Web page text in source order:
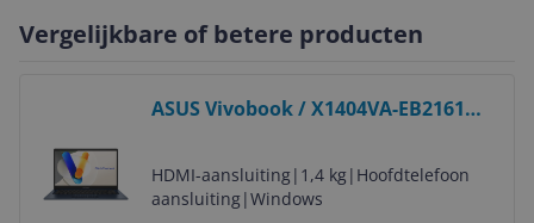
Vergelijkbare of betere producten
ASUS Vivobook / X1404VA-EB2161W
HDMI-aansluiting| 1,4 kg| Hoofdtelefoon
aansluiting|Windows